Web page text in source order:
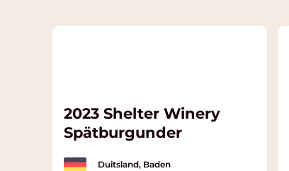
2023 Shelter Winery
Spätburgunder
Duitsland, Baden